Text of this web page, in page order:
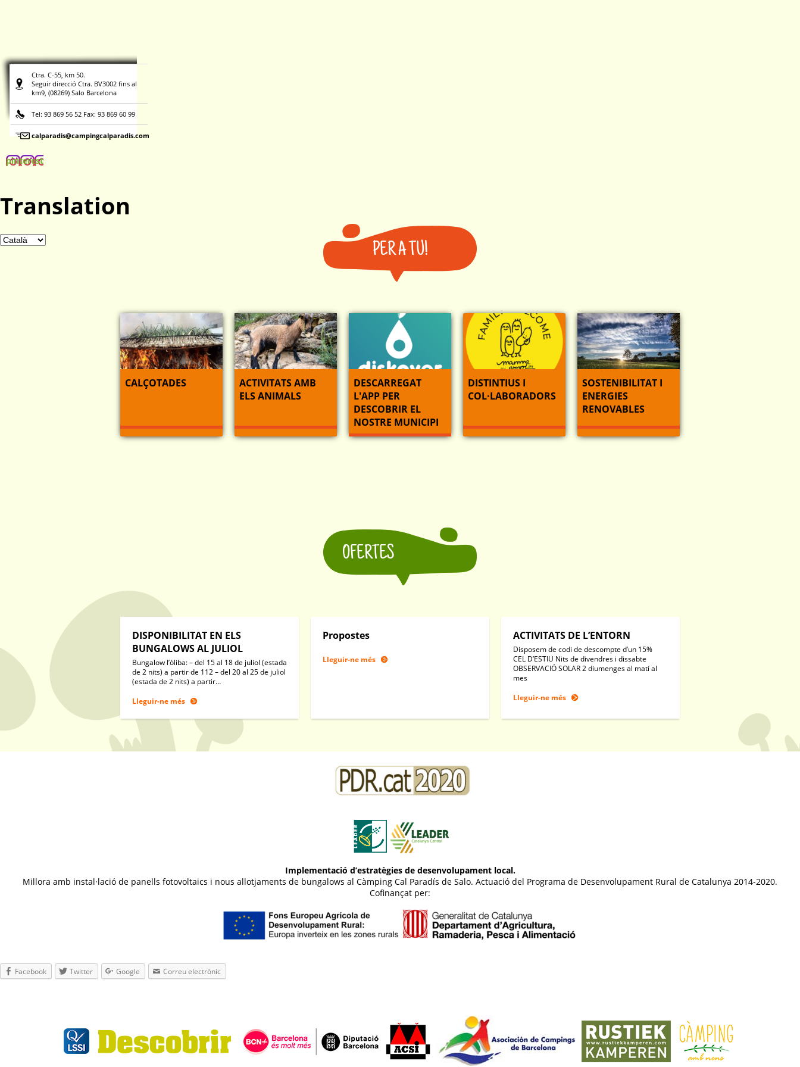
Ctra. C-55, km 50.
Seguir direcció Ctra. BV3002 fins al
km9, (08269) Salo Barcelona
Tel: 93 869 56 52 Fax: 93 869 60 99
calparadis@campingcalparadis.com
pinterest
Translation
PER A TU!
CALÇOTADES
ACTIVITATS AMB
ELS ANIMALS
DESCARREGAT
L'APP PER
DESCOBRIR EL
NOSTRE MUNICIPI
DISTINTIUS I
COL·LABORADORS
SOSTENIBILITAT I
ENERGIES
RENOVABLES
OFERTES
DISPONIBILITAT EN ELS
BUNGALOWS AL JULIOL
Bungalow l’òliba: – del 15 al 18 de juliol (estada
de 2 nits) a partir de 112 – del 20 al 25 de juliol
(estada de 2 nits) a partir…
Lleguir-ne més
Propostes
Lleguir-ne més
ACTIVITATS DE L’ENTORN
Disposem de codi de descompte d’un 15%
CEL D’ESTIU Nits de divendres i dissabte
OBSERVACIÓ SOLAR 2 diumenges al matí al
mes
Lleguir-ne més
Implementació d’estratègies de desenvolupament local.
Millora amb instal·lació de panells fotovoltaics i nous allotjaments de bungalows al Càmping Cal Paradís de Salo. Actuació del Programa de Desenvolupament Rural de Catalunya 2014-2020.
Cofinançat per:
Facebook Twitter Google Correu electrònic